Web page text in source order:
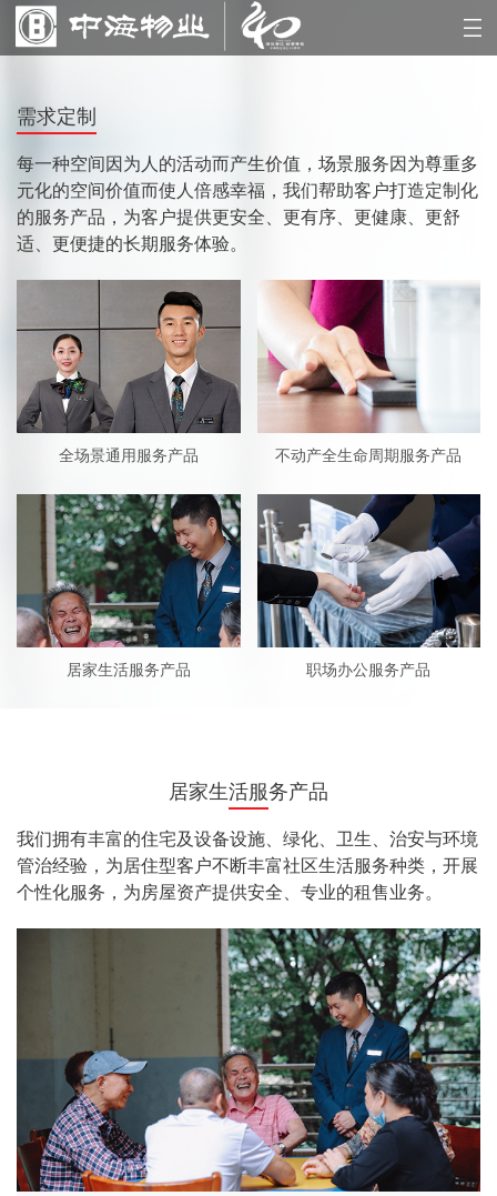
需求定制
每一种空间因为人的活动而产生价值，场景服务因为尊重多
元化的空间价值而使人倍感幸福，我们帮助客户打造定制化
的服务产品，为客户提供更安全、更有序、更健康、更舒
适、更便捷的长期服务体验。
全场景通用服务产品 不动产全生命周期服务产品
居家生活服务产品 职场办公服务产品
居家生活服务产品
我们拥有丰富的住宅及设备设施、绿化、卫生、治安与环境
管治经验，为居住型客户不断丰富社区生活服务种类，开展
个性化服务，为房屋资产提供安全、专业的租售业务。